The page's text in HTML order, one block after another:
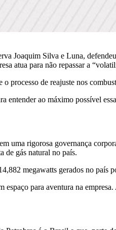
Joaquim Silva e Luna,
atua para não repassar a
o processo de reajuste nos
entender ao máximo possível
uma rigorosa governança
de gás natural no país.
megawatts gerados no país
espaço para aventura na